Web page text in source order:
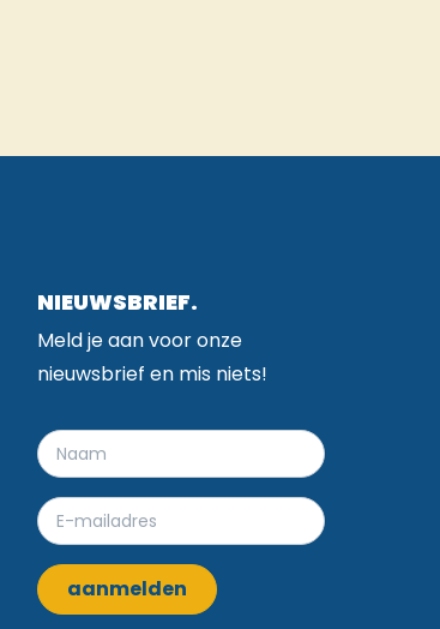
NIEUWSBRIEF.
Meld je aan voor onze
nieuwsbrief en mis niets!
aanmelden